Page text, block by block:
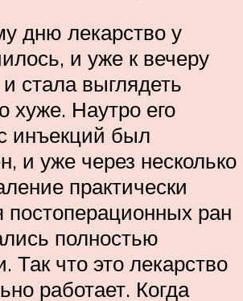
дню лекарство у
и уже к вечеру
и стала выглядеть
хуже. Наутро его
инъекций был
и уже через несколько
практически
постоперационных ран
полностью
Так что это лекарство
работает. Когда